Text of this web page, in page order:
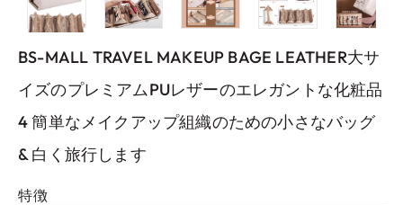
BS-MALL TRAVEL MAKEUP BAGE LEATHER大サ
イズのプレミアムPUレザーのエレガントな化粧品
4 簡単なメイクアップ組織のための小さなバッグ
& 白く旅行します
特徴